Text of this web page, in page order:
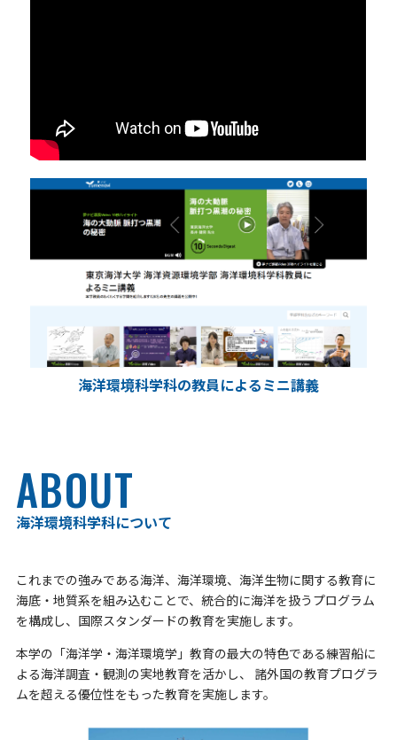
海洋環境科学科の教員によるミニ講義
ABOUT
海洋環境科学科について
これまでの強みである海洋、海洋環境、海洋生物に関する教育に
海底・地質系を組み込むことで、統合的に海洋を扱うプログラム
を構成し、国際スタンダードの教育を実施します。
本学の「海洋学・海洋環境学」教育の最大の特色である練習船に
よる海洋調査・観測の実地教育を活かし、 諸外国の教育プログラ
ムを超える優位性をもった教育を実施します。